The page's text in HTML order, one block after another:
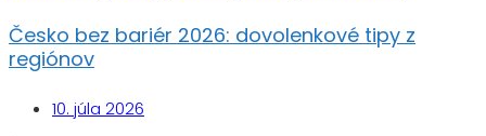
Česko bez bariér 2026: dovolenkové tipy z
regiónov
10. júla 2026